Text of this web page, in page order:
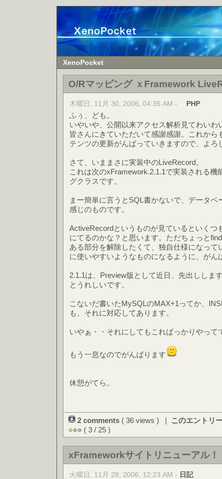
XenoPocket
O/Rマッピング ｘFramework
木曜日, 11月 30, 2006, 04:35 AM - PHP
ふぅ、ども。
いやいや、公開以来アクセス解析見てわいわ
皆さんにきていただいて感謝感謝。これから
テンツの更新がんばっていきますので、よろ
さて、いままさに実装中のLiveRecord。
これは次のxFramework.2.1.1で実装される機
グクラスです。
まー簡単に言うとSQL書かないで、データ
感じのものです。
ActiveRecordというものが見ているといくつ
にてるのかな？と思います。ただちょっと
ある部分を解除したくて、独自仕様になって
に使いやすいようなものになるように、がん
2.1.1は、Preview版として近日、先出ししま
とうれしいです。
こないだ書いたMySQLのMAX+1ってか、
も、それに対応してあります。
いやぁ・・それにしてもこればっかりやって
もう一息なのでがんばります
休憩がてら。
2 comments ( 36 views ) |
このエントリ
( 3 / 25 )
xFrameworkサイトリニューアル！
火曜日, 11月 28, 2006, 12:23 AM - 日記